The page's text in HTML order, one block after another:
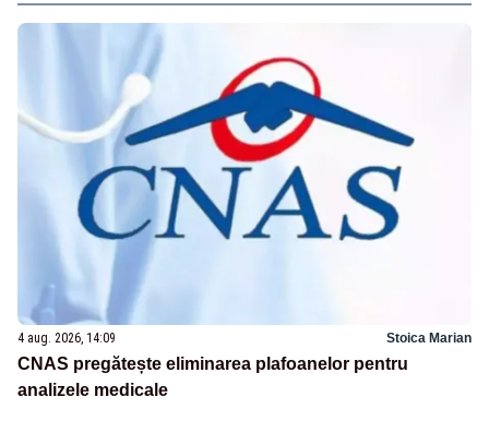
4 aug. 2026, 14:09 Stoica Marian
CNAS pregătește eliminarea plafoanelor pentru
analizele medicale